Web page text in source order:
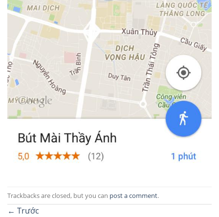
Trackbacks are closed, but you can post a comment.
← Trước